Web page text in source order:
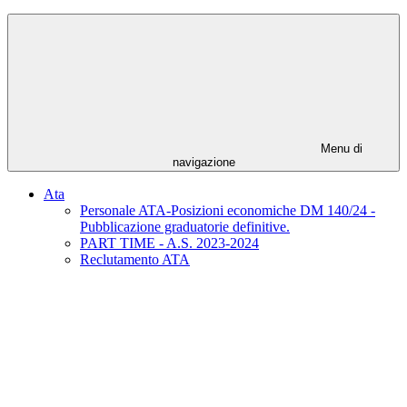
Menu di
navigazione
Ata
Personale ATA-Posizioni economiche DM 140/24 -
Pubblicazione graduatorie definitive.
PART TIME - A.S. 2023-2024
Reclutamento ATA